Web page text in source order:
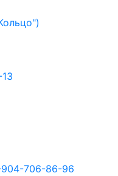
904-706-86-96